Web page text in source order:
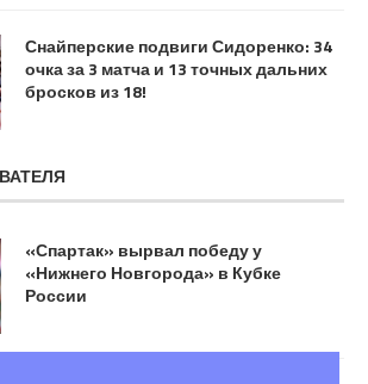
Снайперские подвиги Сидоренко: 34
очка за 3 матча и 13 точных дальних
бросков из 18!
«Спартак» вырвал победу у
«Нижнего Новгорода» в Кубке
России